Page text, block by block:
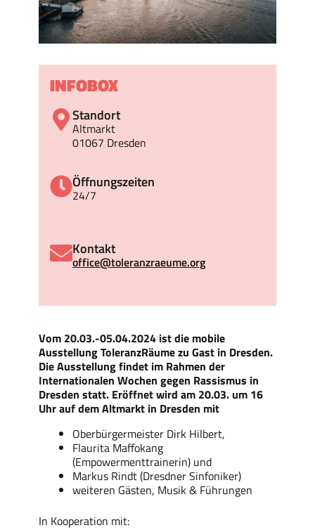
Vom 20.03.-05.04.2024 ist die mobile
Ausstellung ToleranzRäume zu Gast in Dresden.
Die Ausstellung findet im Rahmen der
Internationalen Wochen gegen Rassismus in
Dresden statt. Eröffnet wird am 20.03. um 16
Uhr auf dem Altmarkt in Dresden mit
Oberbürgermeister Dirk Hilbert,
Flaurita Maffokang
(Empowermenttrainerin) und
Markus Rindt (Dresdner Sinfoniker)
weiteren Gästen, Musik & Führungen
In Kooperation mit:
INFOBOX
Standort
Altmarkt
01067 Dresden
Öffnungszeiten
24/7
Kontakt
office@toleranzraeume.org